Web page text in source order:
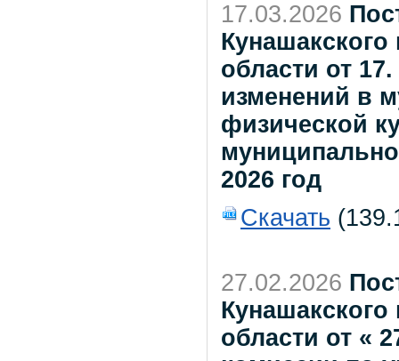
17.03.2026
области от
изменений в
физической
2026 год
Скачать
27.02.2026
области от «